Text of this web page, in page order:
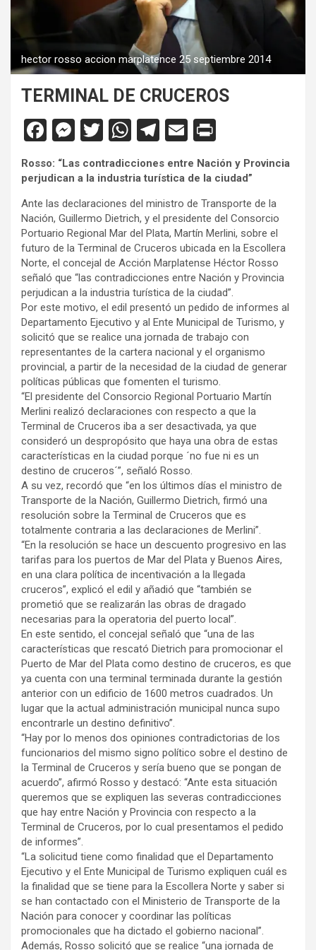
hector rosso accion marplatence 25 septiembre 2014
TERMINAL DE CRUCEROS
F
ce
b
o
o
k
M
se
n
g
er
T
wi
tt
er
W
h
at
s
A
p
p
T
e
gr
a
m
E
m
ail
in
tF
ri
e
n
dl
y
Rosso: “Las contradicciones entre Nación y Provincia
perjudican a la industria turística de la ciudad”
Ante las declaraciones del ministro de Transporte de la
Nación, Guillermo Dietrich, y el presidente del Consorcio
Portuario Regional Mar del Plata, Martín Merlini, sobre el
futuro de la Terminal de Cruceros ubicada en la Escollera
Norte, el concejal de Acción Marplatense Héctor Rosso
señaló que “las contradicciones entre Nación y Provincia
perjudican a la industria turística de la ciudad”.
Por este motivo, el edil presentó un pedido de informes al
Departamento Ejecutivo y al Ente Municipal de Turismo, y
solicitó que se realice una jornada de trabajo con
representantes de la cartera nacional y el organismo
provincial, a partir de la necesidad de la ciudad de generar
políticas públicas que fomenten el turismo.
“El presidente del Consorcio Regional Portuario Martín
Merlini realizó declaraciones con respecto a que la
Terminal de Cruceros iba a ser desactivada, ya que
consideró un despropósito que haya una obra de estas
características en la ciudad porque ´no fue ni es un
destino de cruceros´”, señaló Rosso.
A su vez, recordó que “en los últimos días el ministro de
Transporte de la Nación, Guillermo Dietrich, firmó una
resolución sobre la Terminal de Cruceros que es
totalmente contraria a las declaraciones de Merlini”.
“En la resolución se hace un descuento progresivo en las
tarifas para los puertos de Mar del Plata y Buenos Aires,
en una clara política de incentivación a la llegada
cruceros”, explicó el edil y añadió que “también se
prometió que se realizarán las obras de dragado
necesarias para la operatoria del puerto local”.
En este sentido, el concejal señaló que “una de las
características que rescató Dietrich para promocionar el
Puerto de Mar del Plata como destino de cruceros, es que
ya cuenta con una terminal terminada durante la gestión
anterior con un edificio de 1600 metros cuadrados. Un
lugar que la actual administración municipal nunca supo
encontrarle un destino definitivo”.
“Hay por lo menos dos opiniones contradictorias de los
funcionarios del mismo signo político sobre el destino de
la Terminal de Cruceros y sería bueno que se pongan de
acuerdo”, afirmó Rosso y destacó: “Ante esta situación
queremos que se expliquen las severas contradicciones
que hay entre Nación y Provincia con respecto a la
Terminal de Cruceros, por lo cual presentamos el pedido
de informes”.
“La solicitud tiene como finalidad que el Departamento
Ejecutivo y el Ente Municipal de Turismo expliquen cuál es
la finalidad que se tiene para la Escollera Norte y saber si
se han contactado con el Ministerio de Transporte de la
Nación para conocer y coordinar las políticas
promocionales que ha dictado el gobierno nacional”.
Además, Rosso solicitó que se realice “una jornada de